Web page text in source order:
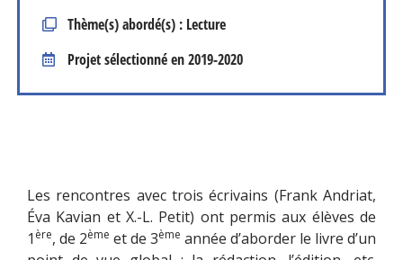
Thème(s) abordé(s) : Lecture
Projet sélectionné en2019-2020
Les rencontres avec trois écrivains (Frank Andriat,
Éva Kavian et X.-L. Petit) ont permis aux élèves de
1 ère, de 2ème et de 3ème année d’aborder le livre d’un